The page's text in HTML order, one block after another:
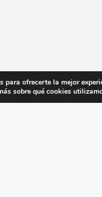
para ofrecerte la mejor
sobre qué cookies